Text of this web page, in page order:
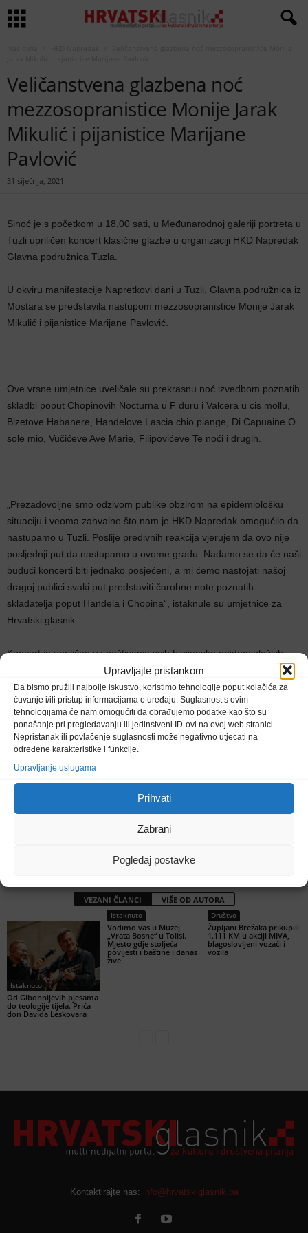
Upravljajte pristankom
Da bismo pružili najbolje iskustvo, koristimo tehnologije poput kolačića za
čuvanje i/ili pristup informacijama o uređaju. Suglasnost s ovim
tehnologijama će nam omogućiti da obrađujemo podatke kao što su
ponašanje pri pregledavanju ili jedinstveni ID-ovi na ovoj web stranici.
Nepristanak ili povlačenje suglasnosti može negativno utjecati na
određene karakteristike i funkcije.
Upravljanje uslugama
Prihvati
Zabrani
Pogledaj postavke
Veličanstvena glazbena noć
mezzosopranistice Monije Jarak
Mikulić i pijanistice Marijane
Pavlović
31 siječnja, 2021
Sinoć je s početkom u 18,00 sati, u Međunarodnoj galeriji portreta u
Tuzli upriličen koncert klasične glazbe u organizaciji HKD Napredak
Glavna podružnica Tuzla.
U okviru manifestacije Napretkovi dani u Tuzli, Glavna podružnica iz
Mostara se predstavila nastupom mezzosopranistice Monije Jarak
Mikulić i pijanistice Marijane Pavlović.
Ove vrsne umjetnice uveličale su prekrasnu noć izvedbom poznatih
skladbi poput Chopinovih Nocturna u F duru i Valcera u cis mollu,
Bizetove Habanere, Handelove Lascia chio piange, Di Capuaine O
sole mio, Vučićeve Ave Marie, Filipovićeve Te noći i drugih.
„Prezadovoljne smo odzivom publike obzirom na epidemiološku
situaciju i veoma zahvalne što nam je HKD Napredak omogućilo da
nastupamo u Tuzli. Poslije predivnih reakcija vjerujem da ovo nije
posljednji put da nastupamo u ovome gradu. Nadamo se da će naši
budući koncerti biti jednako posjećeni, a mi ćemo nastojati našoj
dragoj publici svaki put predstaviti čarobne note poznatih
skladatelja poput Handela i Chopina“, istaknule su umjetnice za
Hrvatski glasnik.
Koncert je upriličen uz poštivanje svih higijensko epidemioloških
Ivana Perić
U Tuzli održana X. sjednica
VEZANI ČLANCI VIŠE OD AUTORA
Istaknuto
Od Gibonnijevih pjesama
do teologije tijela. Priča
don Davida Leskovara
Istaknuto
Vodimo vas u Muzej
„Vrata Bosne“ u Tolisi.
Mjesto gdje stoljeća
povijesti i baštine i danas
žive
Društvo
Župljani Brežaka prikupili
1.111 KM u akciji MIVA,
blagoslovljeni vozači i
vozila
Kontaktirajte nas: info@hrvatskiglasnik.ba